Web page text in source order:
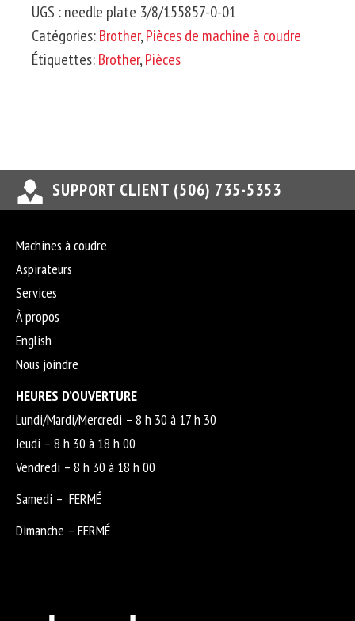
Plaque
D'aiguille
3/8'
UGS :needle plate 3/8/155857-0-01
Catégories:Brother,Pièces de machine à coudre
Étiquettes:Brother,Pièces
SUPPORT CLIENT (506) 735-5353
Machines à coudre
Aspirateurs
Services
À propos
English
Nous joindre
HEURES D’OUVERTURE
Lundi/Mardi/Mercredi – 8 h 30 à 17 h 30
Jeudi – 8 h 30 à 18 h 00
Vendredi – 8 h 30 à 18 h 00
Samedi – FERMÉ
Dimanche – FERMÉ